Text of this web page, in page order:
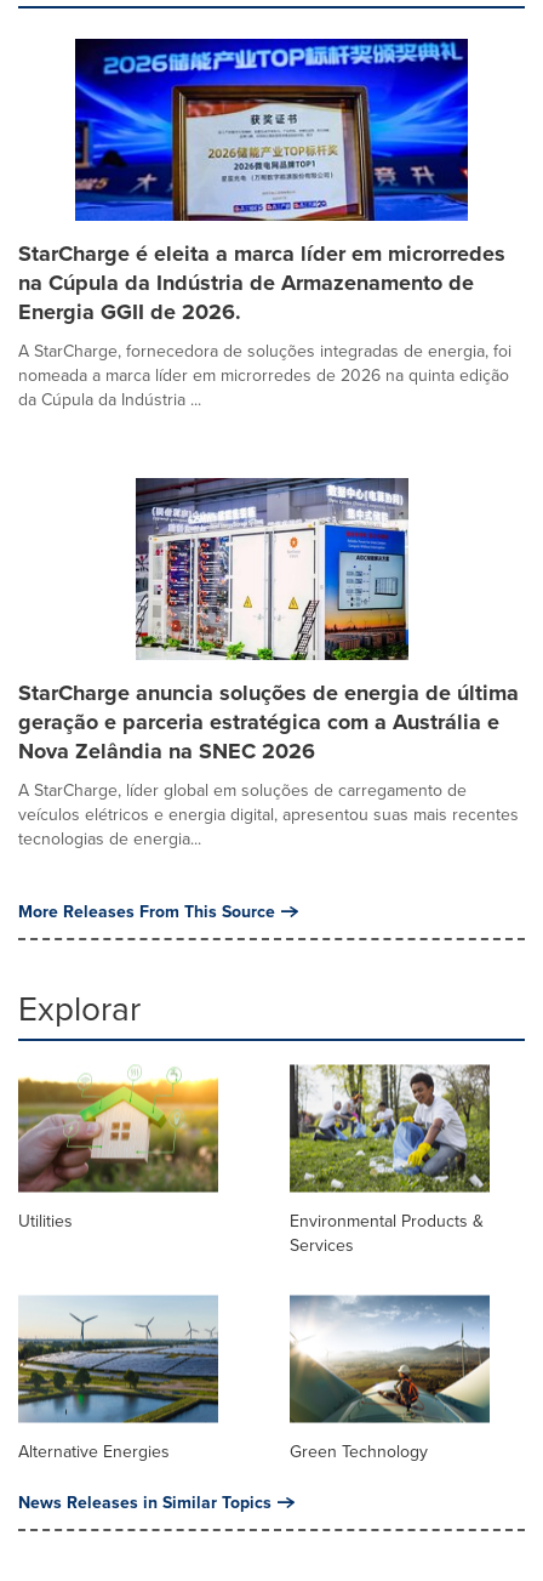
StarCharge é eleita a marca líder em microrredes
na Cúpula da Indústria de Armazenamento de
Energia GGII de 2026.
A StarCharge, fornecedora de soluções integradas de energia, foi
nomeada a marca líder em microrredes de 2026 na quinta edição
da Cúpula da Indústria ...
StarCharge anuncia soluções de energia de última
geração e parceria estratégica com a Austrália e
Nova Zelândia na SNEC 2026
A StarCharge, líder global em soluções de carregamento de
veículos elétricos e energia digital, apresentou suas mais recentes
tecnologias de energia...
More Releases From This Source
Explorar
Utilities
Environmental Products &
Services
Alternative Energies Green Technology
News Releases in Similar Topics